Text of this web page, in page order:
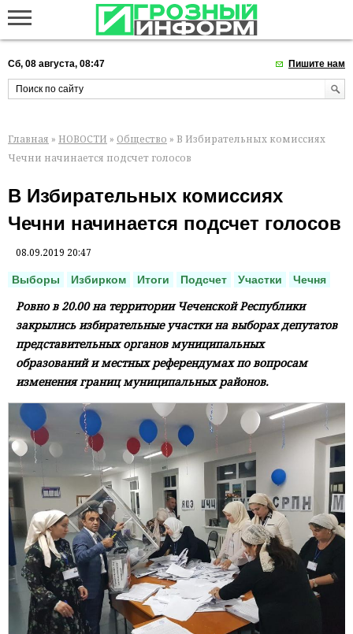
Сб, 08 августа, 08:47 Пишите нам
Главная » НОВОСТИ » Общество » В Избирательных комиссиях
Чечни начинается подсчет голосов
В Избирательных комиссиях
Чечни начинается подсчет голосов
08.09.2019 20:47
Выборы Избирком Итоги Подсчет Участки Чечня
Ровно в 20.00 на территории Чеченской Республики
закрылись избирательные участки на выборах депутатов
представительных органов муниципальных
образований и местных референдумах по вопросам
изменения границ муниципальных районов.